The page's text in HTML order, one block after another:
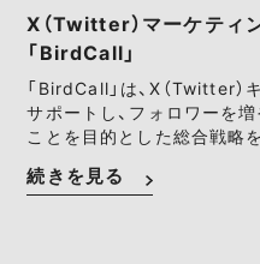
X（Twitter）マーケティ
「BirdCall」
「BirdCall」は、X（Twitter）
サポートし、フォロワーを
ことを目的とした総合戦略
続きを見る